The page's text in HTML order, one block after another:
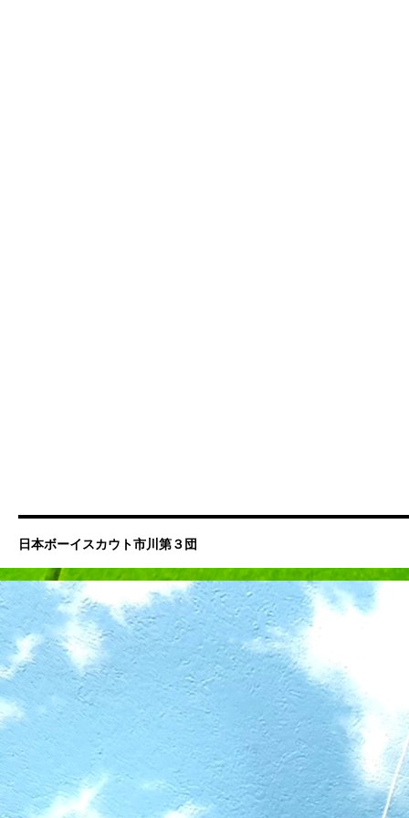
日本ボーイスカウト市川第３団